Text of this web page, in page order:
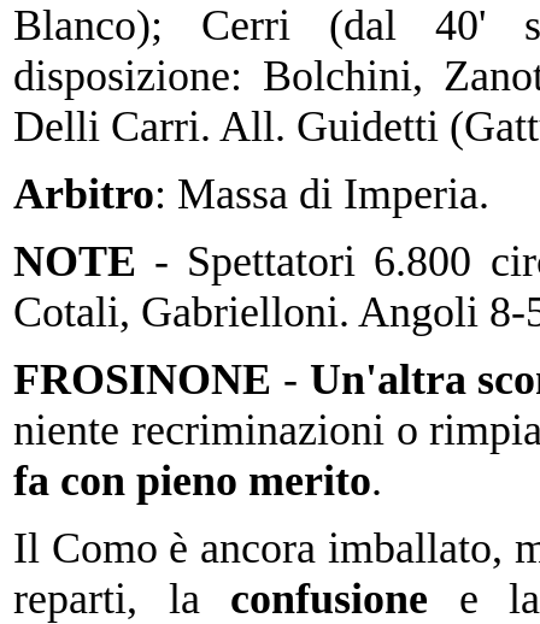
Blanco); Cerri (dal 40'
disposizione: Bolchini,
Delli Carri. All. Guidetti
Arbitro: Massa di Imperia.
NOTE - Spettatori 6.800
Cotali, Gabrielloni. Angoli 8-
FROSINONE - Un'altra
niente recriminazioni o
fa con pieno merito.
Il Como è ancora imballato,
reparti, la confusione e